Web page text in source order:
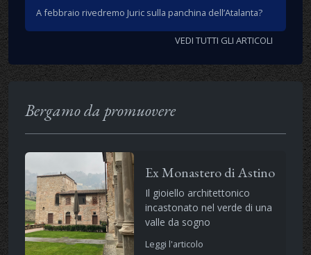
A febbraio rivedremo Juric sulla panchina dell’Atalanta?
VEDI TUTTI GLI ARTICOLI
Bergamo da promuovere
Ex Monastero di Astino
Il gioiello architettonico
incastonato nel verde di una
valle da sogno
Leggi l'articolo